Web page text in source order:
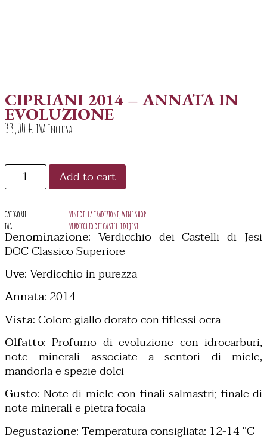
CIPRIANI 2014 – ANNATA IN
EVOLUZIONE
33,00€ IVA Inclusa
Add to cart
CATEGORIE VINI DELLA TRADIZIONE WINE SHOP
TAG
VERDICCHIO DEI CASTELLI DI JESI
Denominazione: Verdicchio dei Castelli di Jesi
DOC Classico Superiore
Uve: Verdicchio in purezza
Annata: 2014
Vista:Colore giallo dorato con fiflessi ocra
Olfatto: Profumo di evoluzione con idrocarburi,
note minerali associate a sentori di miele,
mandorla e spezie dolci
Gusto: Note di miele con finali salmastri; finale di
note minerali e pietra focaia
Degustazione: Temperatura consigliata: 12-14 °C